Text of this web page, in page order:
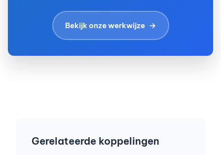
Bekijk onze werkwijze
Gerelateerde koppelingen